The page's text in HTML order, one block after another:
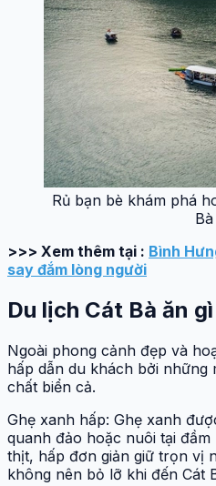
Rủ bạn bè khám phá
Bà
>>> Xem thêm tại : Bình
say đắm lòng người
Du lịch Cát Bà ăn
Ngoài phong cảnh đẹp và
hấp dẫn du khách bởi những
chất biển cả.
Ghẹ xanh hấp: Ghẹ xanh
quanh đảo hoặc nuôi tại
thịt, hấp đơn giản giữ trọn vị
không nên bỏ lỡ khi đến Cát